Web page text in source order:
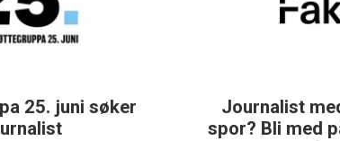
Journalist med teft for digitale
spor? Bli med på å bygge vårt nye